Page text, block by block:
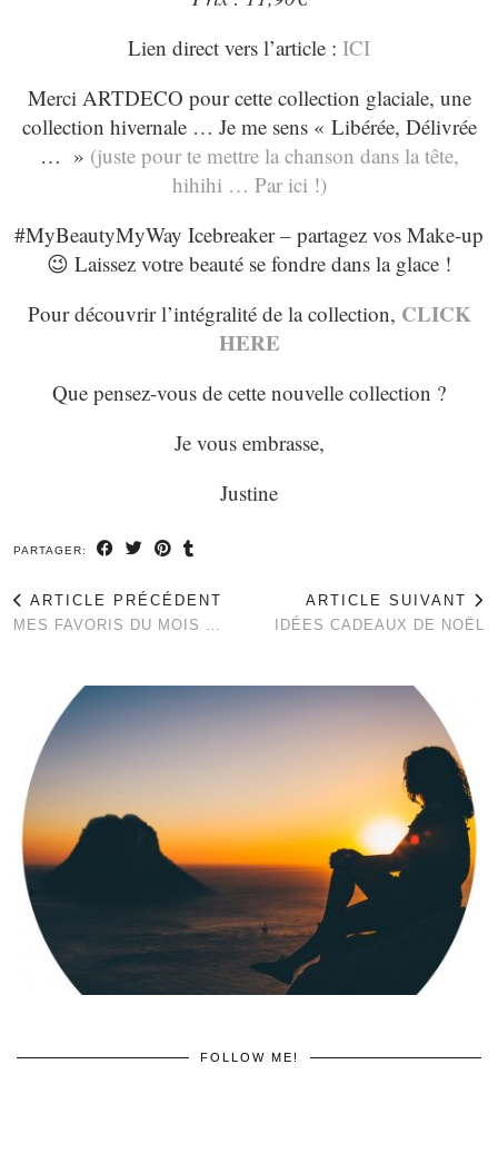
Lien direct vers l’article : ICI
Merci ARTDECO pour cette collection glaciale, une
collection hivernale … Je me sens « Libérée, Délivrée
… » (juste pour te mettre la chanson dans la tête,
hihihi … Par ici !)
#MyBeautyMyWay Icebreaker – partagez vos Make-up
😉 Laissez votre beauté se fondre dans la glace !
Pour découvrir l’intégralité de la collection, CLICK
HERE
Que pensez-vous de cette nouvelle collection ?
Je vous embrasse,
Justine
PARTAGER:
ARTICLE PRÉCÉDENT
MES FAVORIS DU MOIS …
ARTICLE SUIVANT
IDÉES CADEAUX DE NOËL
FOLLOW ME!